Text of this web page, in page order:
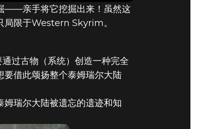
泰姆瑞尔
——亲手将它挖掘出来！虽然这
局限于Western Skyrim。
过古物（系统）创造一种完全
借此颂扬整个泰姆瑞尔大陆
瑞尔大陆被遗忘的遗迹和知